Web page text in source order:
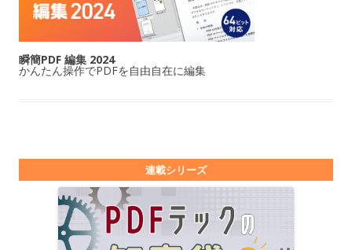
瞬簡PDF 編集 2024
かんたん操作でPDFを自由自在に編集
連載シリーズ